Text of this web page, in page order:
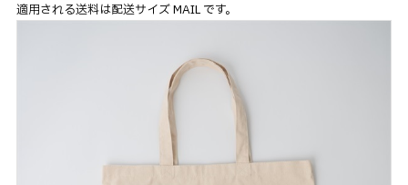
適用される送料は配送サイズ MAIL です。